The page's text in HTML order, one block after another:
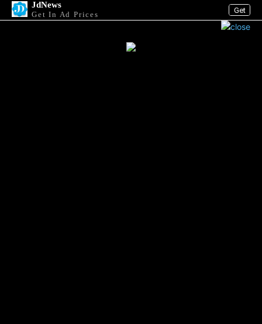
Get
JdNews
Get In Ad Prices